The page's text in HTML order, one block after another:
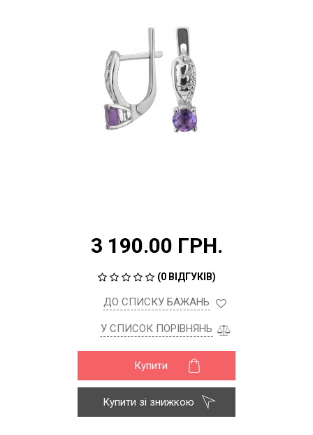
3 190.00 ГРН.
(0 ВІДГУКІВ)
ДО СПИСКУ БАЖАНЬ
У СПИСОК ПОРІВНЯНЬ
Купити
Купити зі знижкою